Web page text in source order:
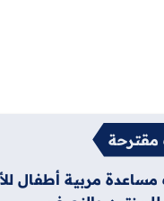
مقترحة
مربية أطفال